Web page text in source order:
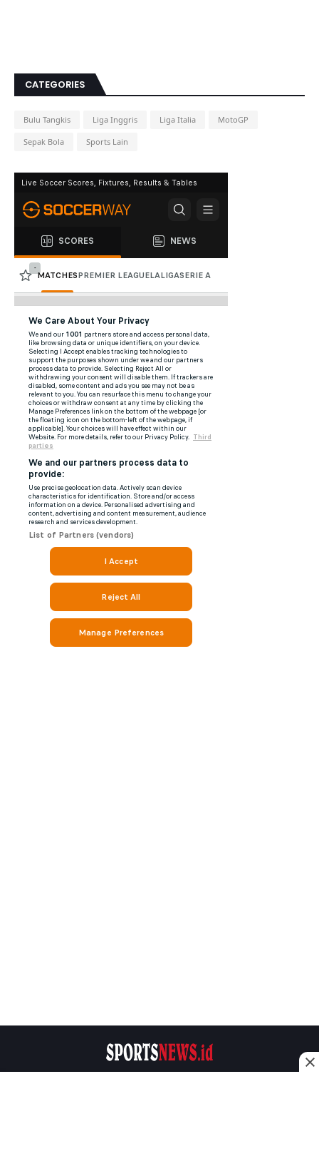
CATEGORIES
Bulu Tangkis Liga Inggris Liga Italia MotoGP
Sepak Bola Sports Lain